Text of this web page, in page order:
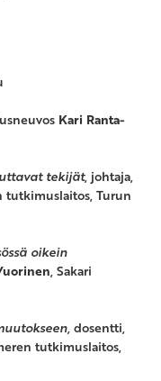
Kari Ranta-
tekijät, johtaja,
tutkimuslaitos, Turun
oikein
, Sakari
dosentti,
tutkimuslaitos,